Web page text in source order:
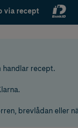
via recept
handlar recept.
brevlådan eller